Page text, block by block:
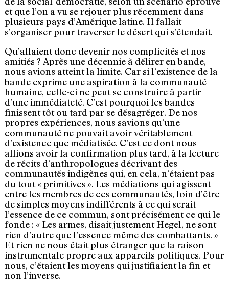
et que l’on a vu se rejouer plus récemment dans
plusieurs pays d’Amérique latine. Il fallait
s’organiser pour traverser le désert qui s’étendait.
Qu’allaient donc devenir nos complicités et nos
amitiés ? Après une décennie à délirer en bande,
nous avions atteint la limite. Car si l’existence de la
bande exprime une aspiration à la communauté
humaine, celle-ci ne peut se construire à partir
d’une immédiateté. C’est pourquoi les bandes
finissent tôt ou tard par se désa­gréger. De nos
propres expériences, nous savions qu’une
communauté ne pouvait avoir véritablement
d’existence que médiatisée. C’est ce dont nous
allions avoir la confirmation plus tard, à la lecture
de récits d’anthropologues décrivant des
communautés indigènes qui, en cela, n’étaient pas
du tout « primitives ». Les médiations qui agissent
entre les membres de ces communautés, loin d’être
de simples moyens indifférents à ce qui serait
l’essence de ce commun, sont précisément ce qui le
fonde : « Les armes, disait justement Hegel, ne sont
rien d’autre que l’essence même des combattants. »
Et rien ne nous était plus étranger que la raison
instrumentale propre aux appareils politiques. Pour
nous, c’étaient les moyens qui justifiaient la fin et
non l’inverse.